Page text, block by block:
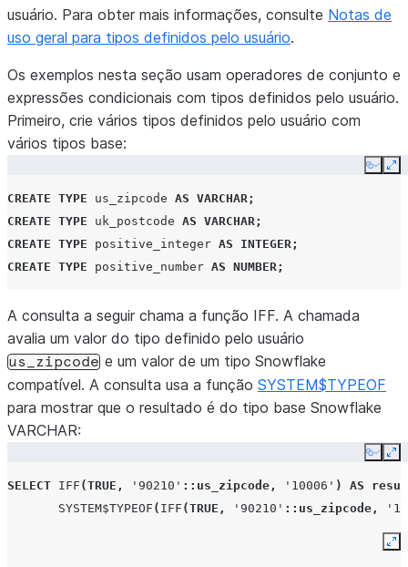
usuário. Para obter mais informações, consulte Notas de
uso geral para tipos definidos pelo usuário.
Os exemplos nesta seção usam operadores de conjunto e
expressões condicionais com tipos definidos pelo usuário.
Primeiro, crie vários tipos definidos pelo usuário com
vários tipos base:
Copy
CREATE TYPE us_zipcode AS VARCHAR;
CREATE TYPE uk_postcode AS VARCHAR;
CREATE TYPE positive_integer AS INTEGER;
CREATE TYPE positive_number AS NUMBER;
A consulta a seguir chama a função IFF. A chamada
avalia um valor do tipo definido pelo usuário
us_zipcode e um valor de um tipo Snowflake
compatível. A consulta usa a função SYSTEM$TYPEOF
para mostrar que o resultado é do tipo base Snowflake
VARCHAR:
Copy
SELECT IFF (TRUE , '90210' ::us_zipcode , '10006' ) AS
SYSTEM$TYPEOF ( IFF (TRUE , '90210' ::us_zipcode ,